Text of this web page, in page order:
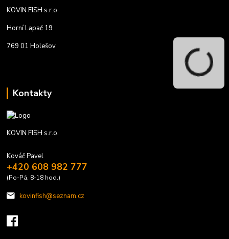
KOVIN FISH s.r.o.
Horní Lapač 19
769 01 Holešov
Kontakty
KOVIN FISH s.r.o.
Kováč Pavel
+420 608 982 777
(Po-Pá, 8-18 hod.)
kovinfish@seznam.cz